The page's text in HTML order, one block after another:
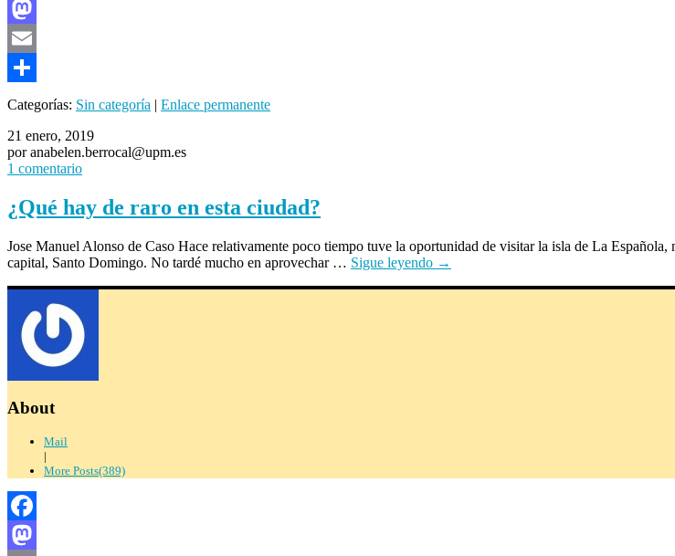
Facebook
Mastodon
Email
Compartir
Categorías: Sin categoría | Enlace permanente
21 enero, 2019
por anabelen.berrocal@upm.es
1 comentario
¿Qué hay de raro en esta ciudad?
Jose Manuel Alonso de Caso Hace relativamente poco tiempo tuve la oportunidad de visitar la isla de La
capital, Santo Domingo. No tardé mucho en aprovechar … Sigue leyendo →
About
Mail
|
More Posts(389)
Facebook